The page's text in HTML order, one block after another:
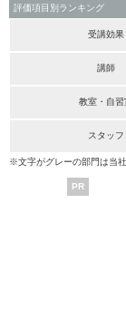
評価項目別ランキング
受講効果
講師
教室・自習
スタッフ
※文字がグレーの部門は当
PR